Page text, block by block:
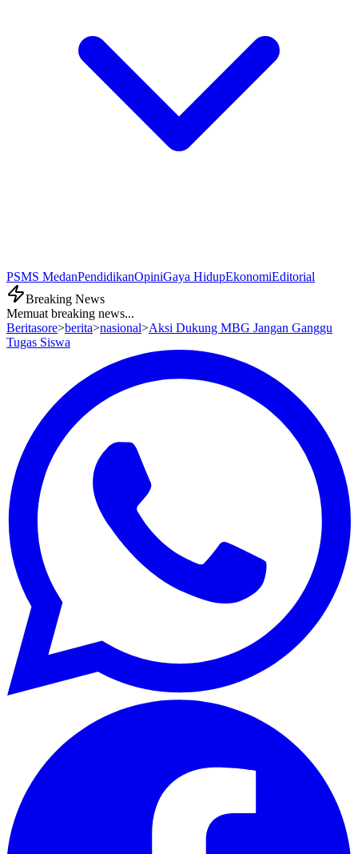
PSMS MedanPendidikanOpiniGaya HidupEkonomiEditorial
Breaking News
Memuat breaking news...
Beritasore>berita>nasional>Aksi Dukung MBG Jangan Ganggu
Tugas Siswa